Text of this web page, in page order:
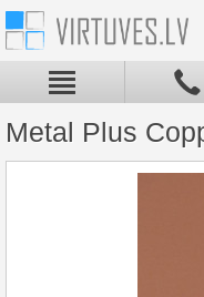
Metal Plus